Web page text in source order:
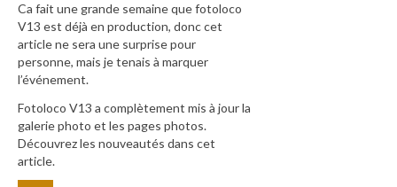
Ca fait une grande semaine que fotoloco
V13 est déjà en production, donc cet
article ne sera une surprise pour
personne, mais je tenais à marquer
l’événement.
Fotoloco V13 a complètement mis à jour la
galerie photo et les pages photos.
Découvrez les nouveautés dans cet
article.